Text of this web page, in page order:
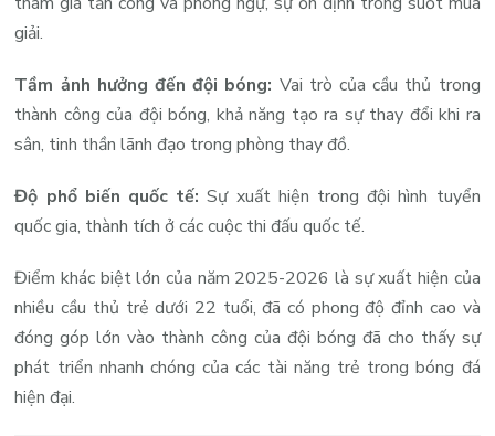
giải.
Tầm ảnh hưởng đến đội bóng: Vai trò của cầu thủ trong
thành công của đội bóng, khả năng tạo ra sự thay đổi khi ra
sân, tinh thần lãnh đạo trong phòng thay đồ.
Độ phổ biến quốc tế: Sự xuất hiện trong đội hình tuyển
quốc gia, thành tích ở các cuộc thi đấu quốc tế.
Điểm khác biệt lớn của năm 2025-2026 là sự xuất hiện của
nhiều cầu thủ trẻ dưới 22 tuổi, đã có phong độ đỉnh cao và
đóng góp lớn vào thành công của đội bóng đã cho thấy sự
phát triển nhanh chóng của các tài năng trẻ trong bóng đá
hiện đại.